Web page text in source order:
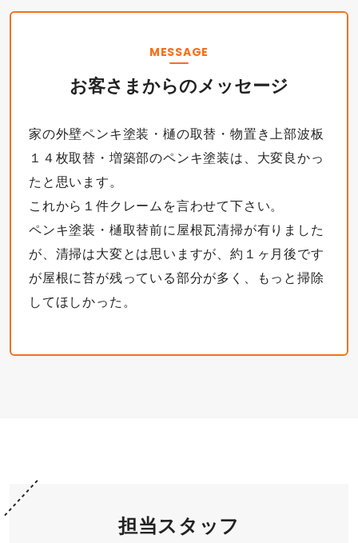
MESSAGE
お客さまからのメッセージ
家の外壁ペンキ塗装・樋の取替・物置き上部波板
１４枚取替・増築部のペンキ塗装は、大変良かっ
たと思います。
これから１件クレームを言わせて下さい。
ペンキ塗装・樋取替前に屋根瓦清掃が有りました
が、清掃は大変とは思いますが、約１ヶ月後です
が屋根に苔が残っている部分が多く、もっと掃除
してほしかった。
担当スタッフ